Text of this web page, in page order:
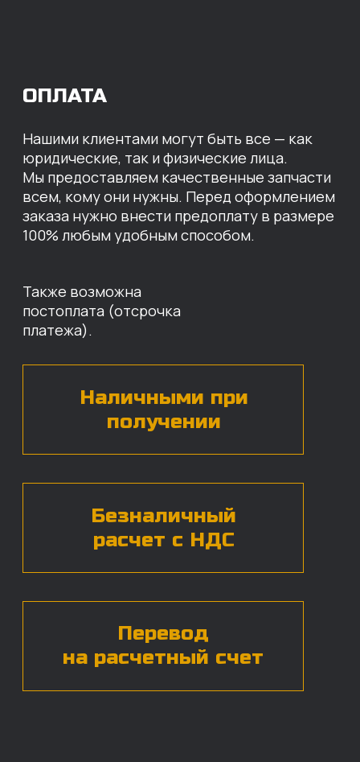
МЫ ГОТОВЫ
ИНДИВИДУАЛЬНЫЕ
УСЛОВИЯ НА СТОИМОСТЬ
НАШИХ ЗАПЧАСТЕЙ
Оставьте свои контактные данные,
наши специалисты свяжутся с вами,
назовут цены и проконсультируют
по нужным деталям.
Нажимая на кнопку, вы даете согласие наобработку
персональных данных*
ЧАСТЫЕ ВОПРОСЫ